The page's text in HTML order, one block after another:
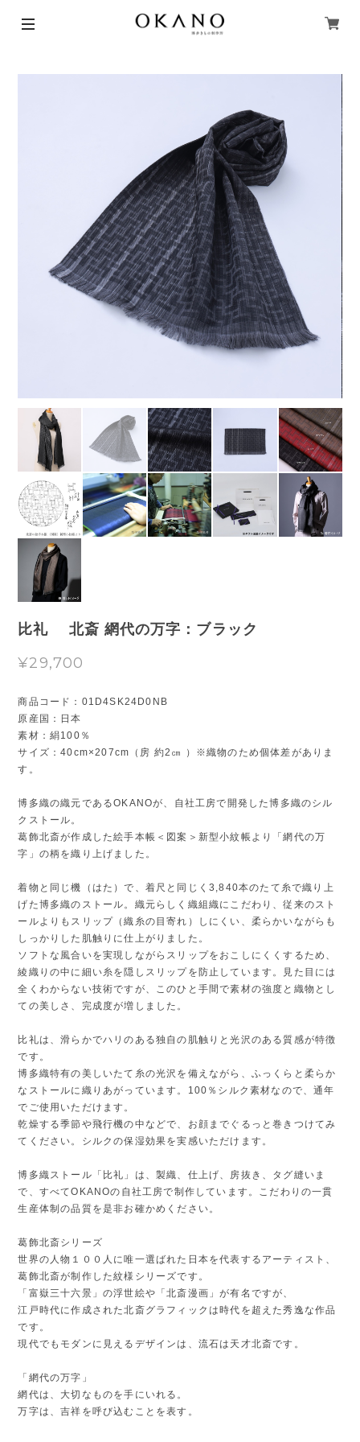
比礼 北斎 網代の万字：ブラック
¥29,700
商品コード：01D4SK24D0NB
原産国：日本
素材：絹100％
サイズ：40cm×207cm（房 約2㎝ ）※織物のため個体差がありま
す。
博多織の織元であるOKANOが、自社工房で開発した博多織のシル
クストール。
葛飾北斎が作成した絵手本帳＜図案＞新型小紋帳より「網代の万
字」の柄を織り上げました。
着物と同じ機（はた）で、着尺と同じく3,840本のたて糸で織り上
げた博多織のストール。織元らしく織組織にこだわり、従来のスト
ールよりもスリップ（織糸の目寄れ）しにくい、柔らかいながらも
しっかりした肌触りに仕上がりました。
ソフトな風合いを実現しながらスリップをおこしにくくするため、
綾織りの中に細い糸を隠しスリップを防止しています。見た目には
全くわからない技術ですが、このひと手間で素材の強度と織物とし
ての美しさ、完成度が増しました。
比礼は、滑らかでハリのある独自の肌触りと光沢のある質感が特徴
です。
博多織特有の美しいたて糸の光沢を備えながら、ふっくらと柔らか
なストールに織りあがっています。100％シルク素材なので、通年
でご使用いただけます。
乾燥する季節や飛行機の中などで、お顔までぐるっと巻きつけてみ
てください。シルクの保湿効果を実感いただけます。
博多織ストール「比礼」は、製織、仕上げ、房抜き、タグ縫いま
で、すべてOKANOの自社工房で制作しています。こだわりの一貫
生産体制の品質を是非お確かめください。
葛飾北斎シリーズ
世界の人物１００人に唯一選ばれた日本を代表するアーティスト、
葛飾北斎が制作した紋様シリーズです。
「富嶽三十六景」の浮世絵や「北斎漫画」が有名ですが、
江戸時代に作成された北斎グラフィックは時代を超えた秀逸な作品
です。
現代でもモダンに見えるデザインは、流石は天才北斎です。
「網代の万字」
網代は、大切なものを手にいれる。
万字は、吉祥を呼び込むことを表す。